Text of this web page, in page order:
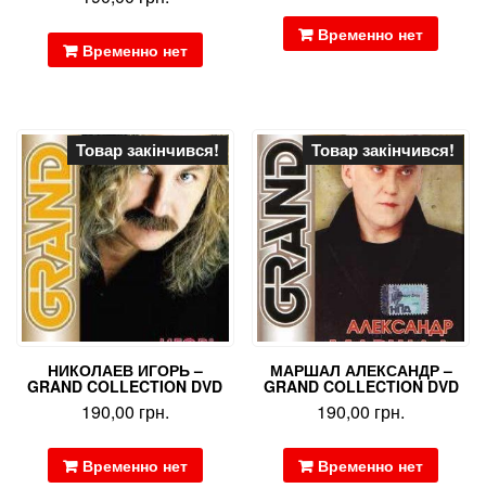
Временно нет
Временно нет
Товар закінчився!
НИКОЛАЕВ ИГОРЬ –
GRAND COLLECTION DVD
190,00 грн.
Временно нет
Товар закінчився!
МАРШАЛ АЛЕКСАНДР –
GRAND COLLECTION DVD
190,00 грн.
Временно нет